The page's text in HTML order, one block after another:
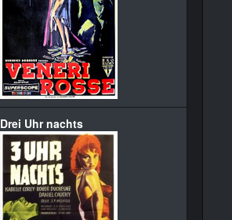
Drei Uhr nachts